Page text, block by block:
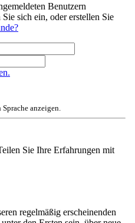
Benutzern
sich ein, oder erstellen Sie
anzeigen.
Sie Ihre Erfahrungen mit
regelmäßig erscheinenden